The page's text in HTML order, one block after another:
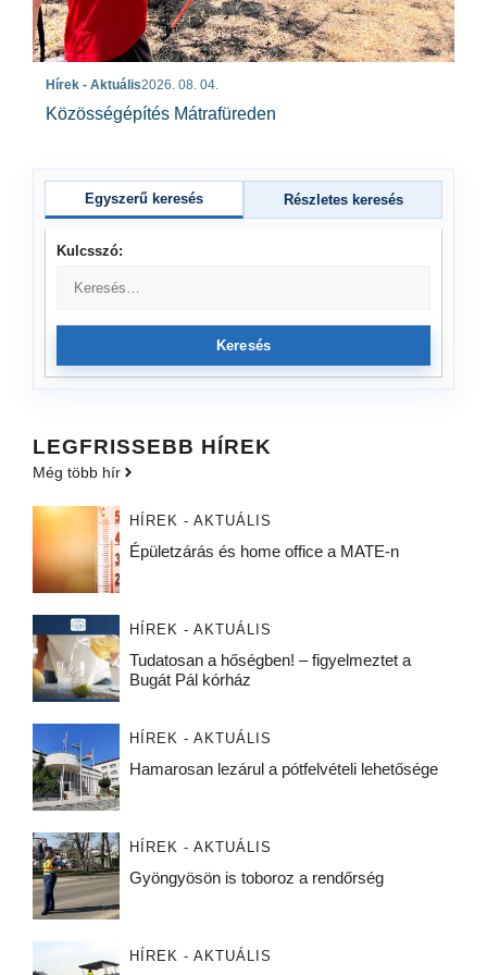
Hírek - Aktuális2026. 08. 04.
Közösségépítés Mátrafüreden
Egyszerű keresés Részletes keresés
Kulcsszó:
Keresés
LEGFRISSEBB HÍREK
Még több hír
HÍREK - AKTUÁLIS
Épületzárás és home office a MATE-n
HÍREK - AKTUÁLIS
Tudatosan a hőségben! – figyelmeztet a
Bugát Pál kórház
HÍREK - AKTUÁLIS
Hamarosan lezárul a pótfelvételi lehetősége
HÍREK - AKTUÁLIS
Gyöngyösön is toboroz a rendőrség
HÍREK - AKTUÁLIS